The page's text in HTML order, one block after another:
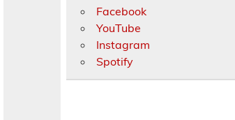
Facebook
YouTube
Instagram
Spotify